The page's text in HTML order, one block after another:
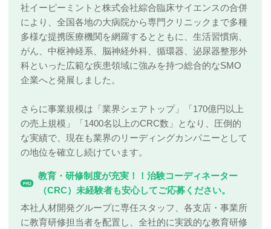
社イーピーミントと株式会社綜合臨床サイエンスの合併
により、全国各地の大病院から専門クリニックまで多種
多様な提携医療機関を網羅するとともに、生活習慣病、
がん、中枢神経系、脳神経外科、循環器、泌尿器整形外
科といった広範な疾患領域に強みを持つ総合的なSMO
企業へと発展しました。
さらに事業規模は「業界シェアトップ」「170億円以上
の売上規模」「1400名以上のCRC数」となり、圧倒的
な実績で、現在も業界のリーディングカンパニーとして
の地位を確立し続けています。
PR2
教育・研修制度が充実！！治験コーディネーター
（CRC）未経験者も安心してご応募ください。
本社人材開発グループに専任スタッフ、各支店・事業所
に教育研修担当者を配置し、全社的に実践的な教育研修